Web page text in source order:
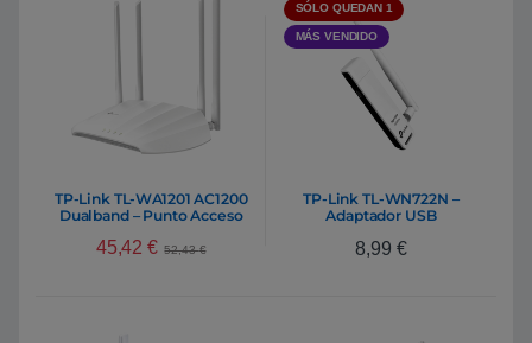
TP-Link TL-WA1201 AC1200
Dualband – Punto Acceso
45,42€ 52,43€
SÓLO QUEDAN 1
MÁS VENDIDO
TP-Link TL-WN722N –
Adaptador USB
8,99 €